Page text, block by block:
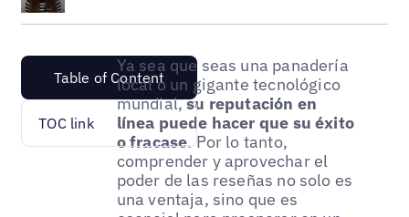
Table of Content
TOC link
Ya sea que seas una panadería
local o un gigante tecnológico
mundial,su reputación en
línea puede hacer que su éxito
o fracase. Por lo tanto,
comprender y aprovechar el
poder de las reseñas no solo es
una ventaja, sino que es